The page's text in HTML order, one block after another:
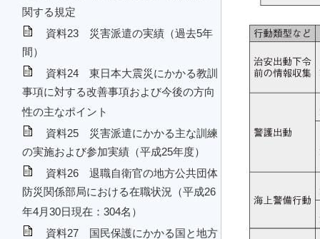
関する規定
資料23 災害派遣の実績（過去5年
間）
資料24 東日本大震災にかかる教訓
事項に対する改善事項および今後の方向
性の主なポイント
資料25 災害派遣にかかる主な訓練
の実施および参加実績（平成25年度）
資料26 退職自衛官の地方公共団体
防災関係部局における在職状況（平成26
年4月30日現在：304名）
資料27 国民保護にかかる国と地方